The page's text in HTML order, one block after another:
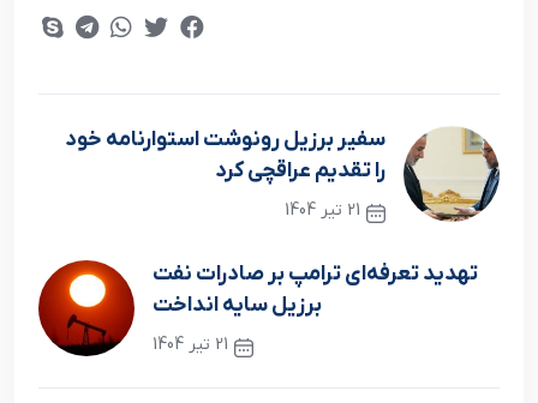
سفیر برزیل رونوشت استوارنامه خود
را تقدیم عراقچی کرد
21 تیر 1404
تهدید تعرفه‌ای ترامپ بر صادرات نفت
برزیل سایه انداخت
21 تیر 1404
نوشته بعدی